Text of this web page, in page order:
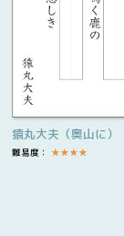
猿丸大夫（奥山に）
難易度： ★★★★